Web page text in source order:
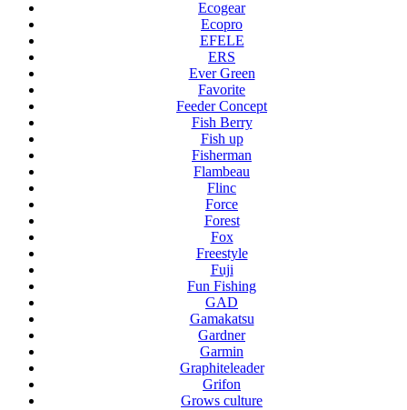
Ecogear
Ecopro
EFELE
ERS
Ever Green
Favorite
Feeder Concept
Fish Berry
Fish up
Fisherman
Flambeau
Flinc
Force
Forest
Fox
Freestyle
Fuji
Fun Fishing
GAD
Gamakatsu
Gardner
Garmin
Graphiteleader
Grifon
Grows culture